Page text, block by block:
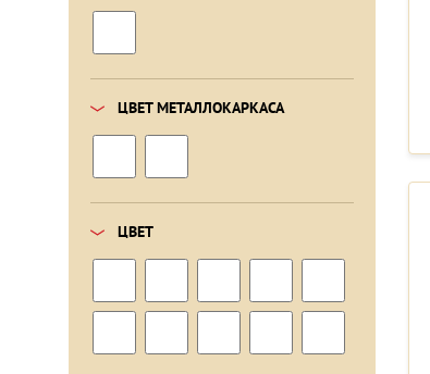
ЦВЕТ МЕТАЛЛОКАРКАСА
ЦВЕТ